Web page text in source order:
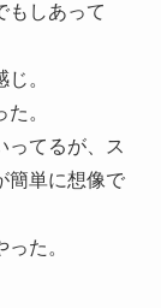
もしあって
。
。
ってるが、ス
簡単に想像で
た。